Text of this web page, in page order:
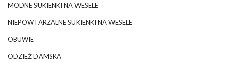
MODNE SUKIENKI NA WESELE
NIEPOWTARZALNE SUKIENKI NA WESELE
OBUWIE
ODZIEŻ DAMSKA